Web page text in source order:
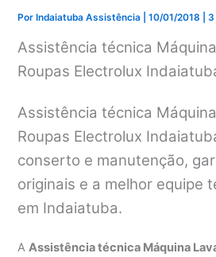
Por Indaiatuba Assistência |10/01/2018 |3
Assistência técnica
Roupas Electrolux
Assistência técnica
Roupas Electrolux
conserto e manutenção,
originais e a melhor equipe
em Indaiatuba.
AAssistência técnica Máquina